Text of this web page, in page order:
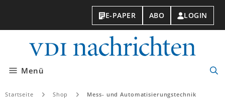
E-PAPER ABO LOGIN
Menü
Startseite Shop Mess- und Automatisierungstechnik